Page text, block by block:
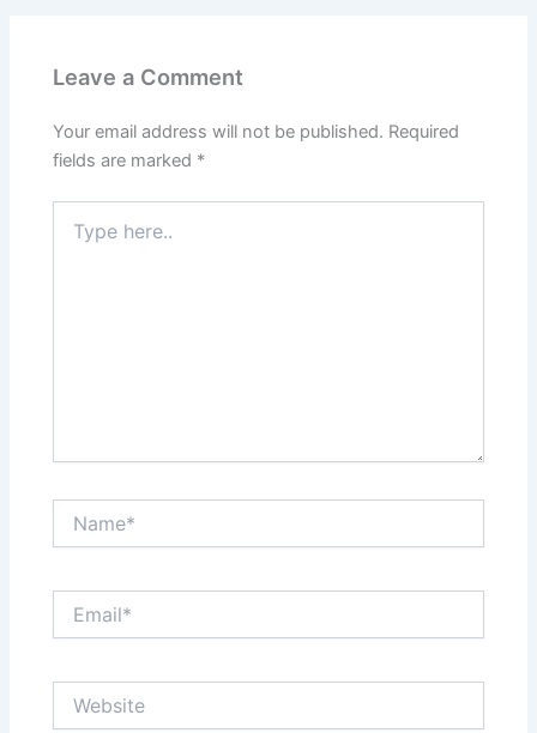
Leave a Comment
Your email address will not be published. Required
fields are marked *
here..